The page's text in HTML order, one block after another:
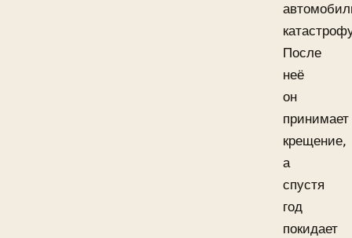
После
неё
он
принимает
крещение,
а
спустя
год
покидает